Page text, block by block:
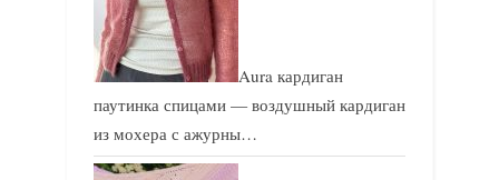
Aura кардиган
паутинка спицами — воздушный кардиган
из мохера с ажурны…